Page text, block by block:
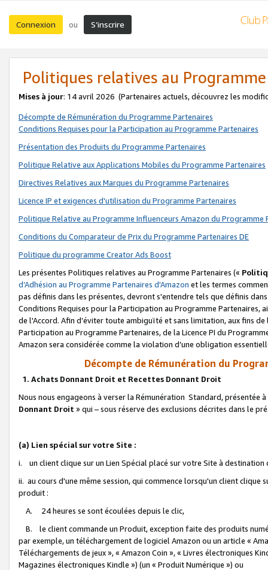
Connexion ou S’inscrire
Politiques relatives au
Mises à jour: 14 avril 2026 (Partenaires actuels, découvrez les
Décompte de Rémunération du Programme Partenaires
Conditions Requises pour la Participation au Programme Partenaires
Présentation des Produits du Programme Partenaires
Politique Relative aux Applications Mobiles du Programme Partenaires
Directives Relatives aux Marques du Programme Partenaires
Licence IP et exigences d'utilisation du Programme Partenaires
Politique Relative au Programme Influenceurs Amazon du Programme
Conditions du Comparateur de Prix du Programme Partenaires DE
Politique du programme Creator Ads Boost
Les présentes Politiques relatives au Programme Partenaires («
d’Adhésion au Programme Partenaires d'Amazon et les termes
pas définis dans les présentes, devront s'entendre tels que définis
Conditions Requises pour la Participation au Programme Partenaires,
de l'Accord. Afin d’éviter toute ambiguïté et sans limitation, aux fins
Participation au Programme Partenaires, de la Licence PI du
Amazon sera considérée comme la violation d’une obligation
Décompte de Rémunération du
1. Achats Donnant Droit et Recettes Donnant Droit
Nous nous engageons à verser la Rémunération Standard, présentée
Donnant Droit » qui – sous réserve des exclusions décrites dans le
(a) Lien spécial sur votre Site :
i. un client clique sur un Lien Spécial placé sur votre Site à destination
ii. au cours d'une même session, qui commence lorsqu'un client
produit :
A. 24 heures se sont écoulées depuis le clic,
B. le client commande un Produit, exception faite des produits
par exemple, un téléchargement de logiciel Amazon ou un article «
Téléchargements de jeux », « Amazon Coin », « Livres électroniques
Magazines électroniques Kindle ») (un « Produit Numérique ») ou